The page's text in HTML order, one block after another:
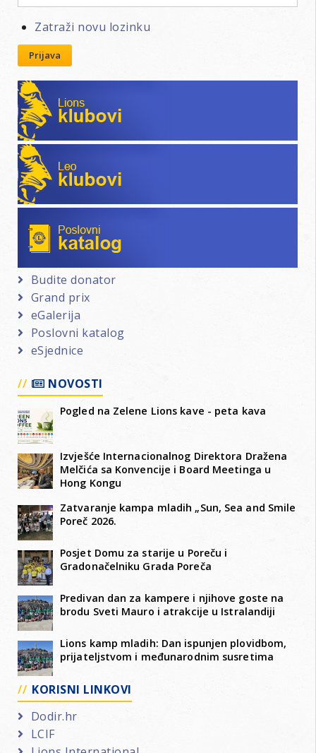
Zatraži novu lozinku
Prijava
Lions klubovi
Leo klubovi
Budite donator
Grand prix
eGalerija
Poslovni katalog
eSjednice
NOVOSTI
Pogled na Zelene Lions kave - peta kava
Izvješće Internacionalnog Direktora Dražena
Melčića sa Konvencije i Board Meetinga u
Hong Kongu
Zatvaranje kampa mladih „Sun, Sea and Smile
Poreč 2026.
Posjet Domu za starije u Poreču i
Gradonačelniku Grada Poreča
Predivan dan za kampere i njihove goste na
brodu Sveti Mauro i atrakcije u Istralandiji
Lions kamp mladih: Dan ispunjen plovidbom,
prijateljstvom i međunarodnim susretima
KORISNI LINKOVI
Dodir.hr
LCIF